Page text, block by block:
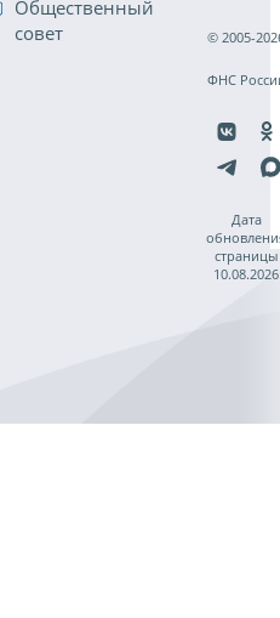
Общественный
совет
© 2005-
ФНС
Дата
страницы
10.08.2026